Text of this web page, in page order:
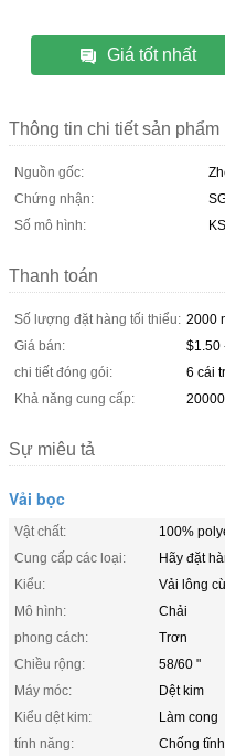
Giá tốt nhất
Thông tin chi tiết sản phẩm
Nguồn gốc:
Chứng nhận:
Số mô hình:
Thanh toán
Số lượng đặt hàng tối thiểu: 2000
Giá bán:
$1.50
chi tiết đóng gói:
6 cái
Khả năng cung cấp:
Sự miêu tả
Vải bọc
Vật chất:
100%
Cung cấp các loại:
Hãy đặt
Kiểu:
Vải lông
Mô hình:
Chải
phong cách:
Trơn
Chiều rộng:
58/60 "
Máy móc:
Dệt kim
Kiểu dệt kim:
Làm cong
tính năng:
Chống